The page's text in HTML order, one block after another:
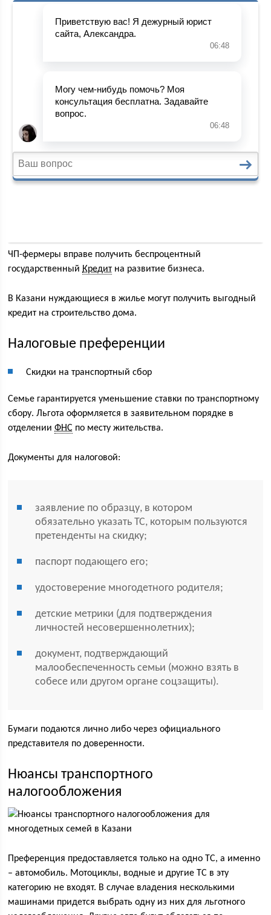
ЧП-фермеры вправе получить беспроцентный
государственныйКредит на развитие бизнеса.
В Казани нуждающиеся в жилье могут получить выгодный
кредит на строительство дома.
Налоговые преференции
Скидки на транспортный сбор
Семье гарантируется уменьшение ставки по транспортному
сбору. Льгота оформляется в заявительном порядке в
отделенииФНС по месту жительства.
Документы для налоговой:
заявление по образцу, в котором
обязательно указать ТС, которым пользуются
претенденты на скидку;
паспорт подающего его;
удостоверение многодетного родителя;
детские метрики (для подтверждения
личностей несовершеннолетних);
документ, подтверждающий
малообеспеченность семьи (можно взять в
собесе или другом органе соцзащиты).
Бумаги подаются лично либо через официального
представителя по доверенности.
Нюансы транспортного
налогообложения
Преференция предоставляется только на одно ТС, а именно
– автомобиль. Мотоциклы, водные и другие ТС в эту
категорию не входят. В случае владения несколькими
машинами придется выбрать одну из них для льготного